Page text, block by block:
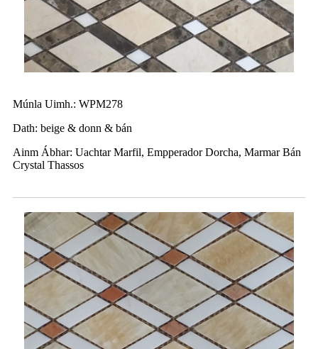
Múnla Uimh.: WPM278
Dath: beige & donn & bán
Ainm Ábhar: Uachtar Marfil, Empperador Dorcha, Marmar Bán
Crystal Thassos